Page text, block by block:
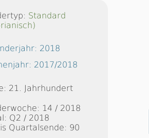
Standard
2018
2017/2018
21. Jahrhundert
14 / 2018
Q2 / 2018
Quartalsende: 90